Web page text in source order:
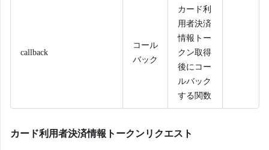
callback
コール
バック
カード利
用者決済
情報トー
クン取得
後にコー
ルバック
する関数
カード利用者決済情報トークンリクエスト